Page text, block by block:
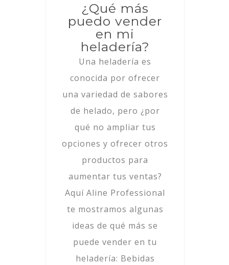
¿Qué más
puedo vender
en mi
heladería?
Una heladería es
conocida por ofrecer
una variedad de sabores
de helado, pero ¿por
qué no ampliar tus
opciones y ofrecer otros
productos para
aumentar tus ventas?
Aquí Aline Professional
te mostramos algunas
ideas de qué más se
puede vender en tu
heladería: Bebidas